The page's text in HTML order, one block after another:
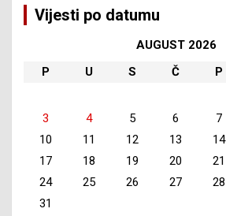
Vijesti po datumu
AUGUST 2026
P
U S Č P
3
4 5 6 7
10
11 12 13 14
17
18 19 20 21
24
25 26 27 28
31